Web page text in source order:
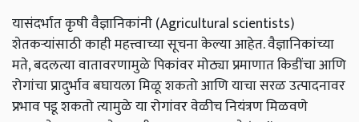
यासंदर्भात कृषी वैज्ञानिकांनी (Agricultural scientists)
शेतकऱ्यांसाठी काही महत्त्वाच्या सूचना केल्या आहेत. वैज्ञानिकांच्या
मते, बदलत्या वातावरणामुळे पिकांवर मोठ्या प्रमाणात किडींचा आणि
रोगांचा प्रादुर्भाव बघायला मिळू शकतो आणि याचा सरळ उत्पादनावर
प्रभाव पडू शकतो त्यामुळे या रोगांवर वेळीच नियंत्रण मिळवणे